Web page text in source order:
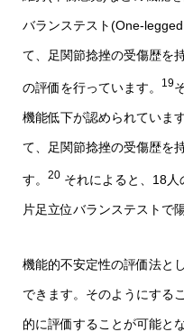
バランステスト(One-
て、足関節捻挫の受傷歴を
の評価を行っています。 19
機能低下が認められていま
て、足関節捻挫の受傷歴を
す。 20それによると、18人
片足立位バランステストで
機能的不安定性の評価法と
できます。そのようにする
的に評価することが可能と